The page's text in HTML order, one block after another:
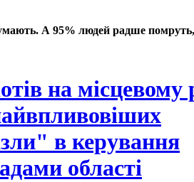
А 95% людей радше помруть,
на місцевому
в керування
області